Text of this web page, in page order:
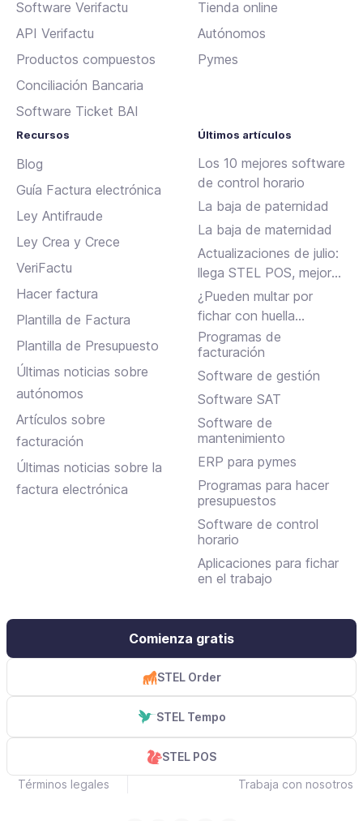
Software Verifactu
API Verifactu
Productos compuestos
Conciliación Bancaria
Software Ticket BAI
Tienda online
Autónomos
Pymes
Recursos
Blog
Guía Factura electrónica
Ley Antifraude
Ley Crea y Crece
VeriFactu
Hacer factura
Plantilla de Factura
Plantilla de Presupuesto
Últimas noticias sobre
autónomos
Artículos sobre
facturación
Últimas noticias sobre la
factura electrónica
Últimos artículos
Los 10 mejores software
de control horario
La baja de paternidad
La baja de maternidad
Actualizaciones de julio:
llega STEL POS, mejoras
en Assistant, albaranes
en Inbox y más
¿Pueden multar por
fichar con huella
dactilar?
Programas de
facturación
Software de gestión
Software SAT
Software de
mantenimiento
ERP para pymes
Programas para hacer
presupuestos
Software de control
horario
Aplicaciones para fichar
en el trabajo
Comienza gratis
STEL Order
STEL Tempo
STEL POS
Términos legales
Trabaja con nosotros